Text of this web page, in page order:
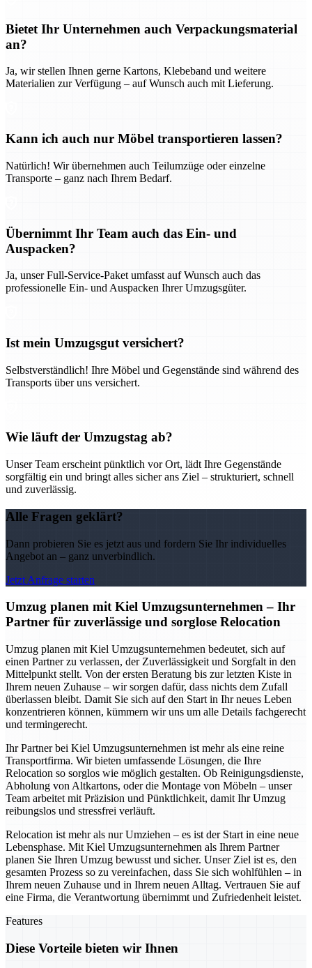
Bietet Ihr Unternehmen auch Verpackungsmaterial
an?
Ja, wir stellen Ihnen gerne Kartons, Klebeband und weitere
Materialien zur Verfügung – auf Wunsch auch mit Lieferung.
Kann ich auch nur Möbel transportieren lassen?
Natürlich! Wir übernehmen auch Teilumzüge oder einzelne
Transporte – ganz nach Ihrem Bedarf.
Übernimmt Ihr Team auch das Ein- und
Auspacken?
Ja, unser Full-Service-Paket umfasst auf Wunsch auch das
professionelle Ein- und Auspacken Ihrer Umzugsgüter.
Ist mein Umzugsgut versichert?
Selbstverständlich! Ihre Möbel und Gegenstände sind während des
Transports über uns versichert.
Wie läuft der Umzugstag ab?
Unser Team erscheint pünktlich vor Ort, lädt Ihre Gegenstände
sorgfältig ein und bringt alles sicher ans Ziel – strukturiert, schnell
und zuverlässig.
Alle Fragen geklärt?
Dann probieren Sie es jetzt aus und fordern Sie Ihr individuelles
Angebot an – ganz unverbindlich.
Jetzt Anfrage starten
Umzug planen mit Kiel Umzugsunternehmen – Ihr
Partner für zuverlässige und sorglose Relocation
Umzug planen mit Kiel Umzugsunternehmen bedeutet, sich auf
einen Partner zu verlassen, der Zuverlässigkeit und Sorgfalt in den
Mittelpunkt stellt. Von der ersten Beratung bis zur letzten Kiste in
Ihrem neuen Zuhause – wir sorgen dafür, dass nichts dem Zufall
überlassen bleibt. Damit Sie sich auf den Start in Ihr neues Leben
konzentrieren können, kümmern wir uns um alle Details fachgerecht
und termingerecht.
Ihr Partner bei Kiel Umzugsunternehmen ist mehr als eine reine
Transportfirma. Wir bieten umfassende Lösungen, die Ihre
Relocation so sorglos wie möglich gestalten. Ob Reinigungsdienste,
Abholung von Altkartons, oder die Montage von Möbeln – unser
Team arbeitet mit Präzision und Pünktlichkeit, damit Ihr Umzug
reibungslos und stressfrei verläuft.
Relocation ist mehr als nur Umziehen – es ist der Start in eine neue
Lebensphase. Mit Kiel Umzugsunternehmen als Ihrem Partner
planen Sie Ihren Umzug bewusst und sicher. Unser Ziel ist es, den
gesamten Prozess so zu vereinfachen, dass Sie sich wohlfühlen – in
Ihrem neuen Zuhause und in Ihrem neuen Alltag. Vertrauen Sie auf
eine Firma, die Verantwortung übernimmt und Zufriedenheit leistet.
Features
Diese Vorteile bieten wir Ihnen